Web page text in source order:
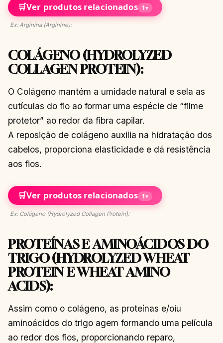
🛒Ver produtos relacionados 1▾
Ex: Arginina (Arginine):
COLÁGENO (HYDROLYZED
COLLAGEN PROTEIN):
O Colágeno mantém a umidade natural e sela as
cutículas do fio ao formar uma espécie de “filme
protetor” ao redor da fibra capilar.
A reposição de colágeno auxilia na hidratação dos
cabelos, proporciona elasticidade e dá resistência
aos fios.
🛒Ver produtos relacionados 1▾
Ex: Colágeno (Hydrolyzed Collagen Protein):
PROTEÍNAS E AMINOÁCIDOS DO
TRIGO (HYDROLYZED WHEAT
PROTEIN E WHEAT AMINO
ACIDS):
Assim como o colágeno, as proteínas e/oiu
aminoácidos do trigo agem formando uma película
ao redor dos fios, proporcionando reparo,